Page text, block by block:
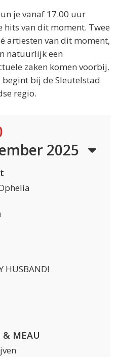
je vanaf 17.00 uur
van dit moment. Twee
artiesten van dit moment,
natuurlijk een
zaken komen voorbij.
bij de Sleutelstad
regio.
2025
HUSBAND!
& MEAU